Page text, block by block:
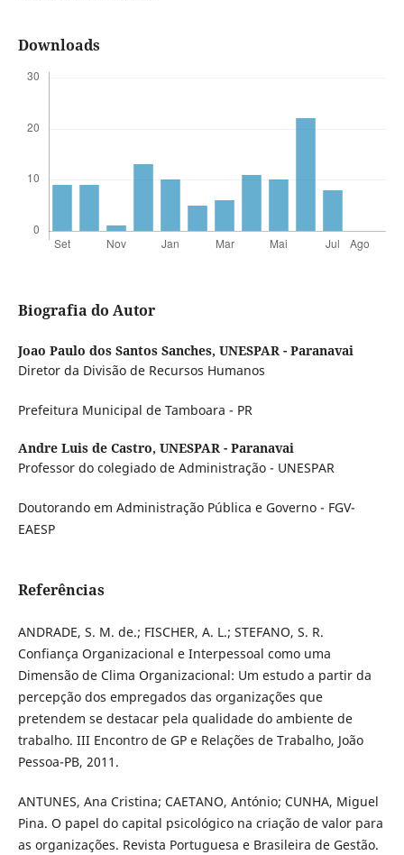
Downloads
Biografia do Autor
Joao Paulo dos Santos Sanches, UNESPAR - Paranavai
Diretor da Divisão de Recursos Humanos
Prefeitura Municipal de Tamboara - PR
Andre Luis de Castro, UNESPAR - Paranavai
Professor do colegiado de Administração - UNESPAR
Doutorando em Administração Pública e Governo - FGV-
EAESP
Referências
ANDRADE, S. M. de.; FISCHER, A. L.; STEFANO, S. R.
Confiança Organizacional e Interpessoal como uma
Dimensão de Clima Organizacional: Um estudo a partir da
percepção dos empregados das organizações que
pretendem se destacar pela qualidade do ambiente de
trabalho. III Encontro de GP e Relações de Trabalho, João
Pessoa-PB, 2011.
ANTUNES, Ana Cristina; CAETANO, António; CUNHA, Miguel
Pina. O papel do capital psicológico na criação de valor para
as organizações. Revista Portuguesa e Brasileira de Gestão.